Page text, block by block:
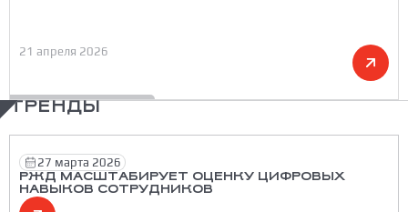
21 апреля 2026
ТРЕНДЫ
27 марта 2026
РЖД МАСШТАБИРУЕТ ОЦЕНКУ ЦИФРОВЫХ
НАВЫКОВ СОТРУДНИКОВ